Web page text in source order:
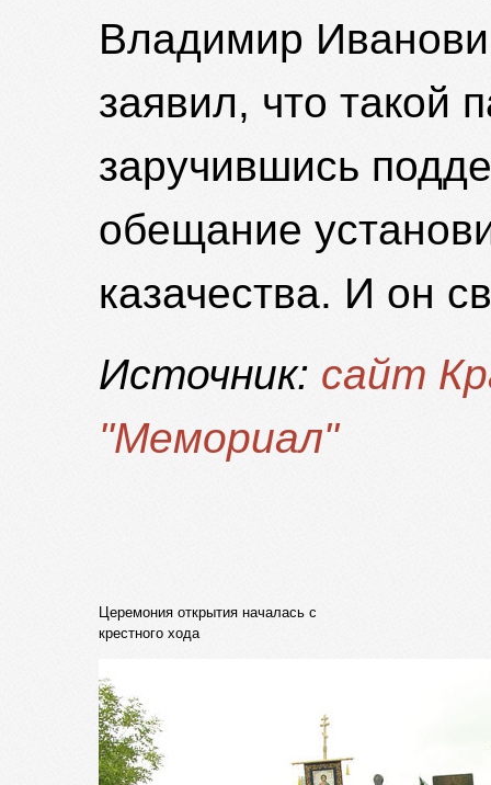
Владимир
заявил, что такой
заручившись
обещание
казачества. И он
Источник: сайт
"Мемориал"
Церемония открытия началась с
крестного хода